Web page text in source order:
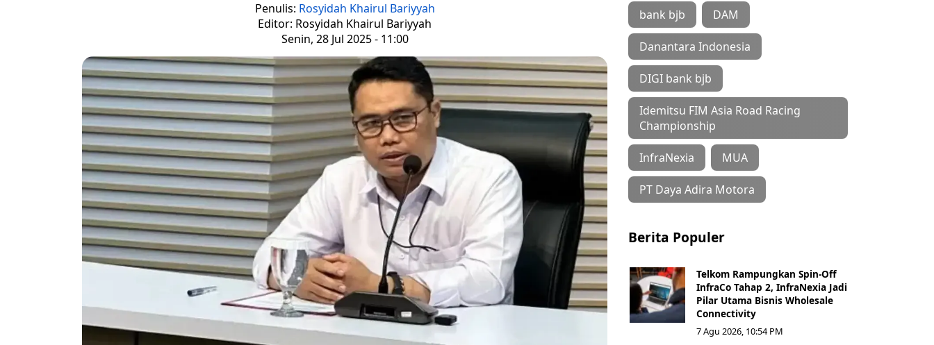
Penulis: Rosyidah Khairul Bariyyah
Editor: Rosyidah Khairul Bariyyah
Senin, 28 Jul 2025 - 11:00
bank bjb DAM
Danantara Indonesia
DIGI bank bjb
Idemitsu FIM Asia Road Racing
Championship
InfraNexia MUA
PT Daya Adira Motora
Berita Populer
Telkom Rampungkan Spin-Off
InfraCo Tahap 2, InfraNexia Jadi
Pilar Utama Bisnis Wholesale
Connectivity
7 Agu 2026, 10:54 PM